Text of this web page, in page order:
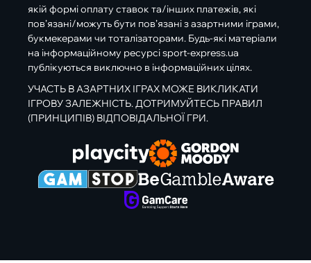
якій формі оплату ставок та/інших платежів, які
пов’язані/можуть бути пов’язані з азартними іграми,
букмекерами чи тоталізаторами. Будь-які матеріали
на інформаційному ресурсі sport-express.ua
публікуються виключно в інформаційних цілях.
УЧАСТЬ В АЗАРТНИХ ІГРАХ МОЖЕ ВИКЛИКАТИ
ІГРОВУ ЗАЛЕЖНІСТЬ. ДОТРИМУЙТЕСЬ ПРАВИЛ
(ПРИНЦИПІВ) ВІДПОВІДАЛЬНОЇ ГРИ.